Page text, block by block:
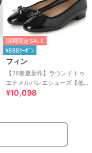
期間限定SALE
¥888ｸｰﾎﾟﾝ
フィン
【26春夏新作】ラウンドトゥ
エナメルバレエシューズ【低
反発スポンジ入り】
¥10,098